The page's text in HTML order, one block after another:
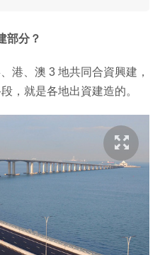
部分？
港、澳 3 地共同合資興建，
，就是各地出資建造的。